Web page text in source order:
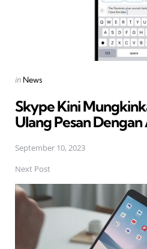
Posted
in News
Skype Kini
Ulang Pesan Dengan
September 10, 2023
Next Post